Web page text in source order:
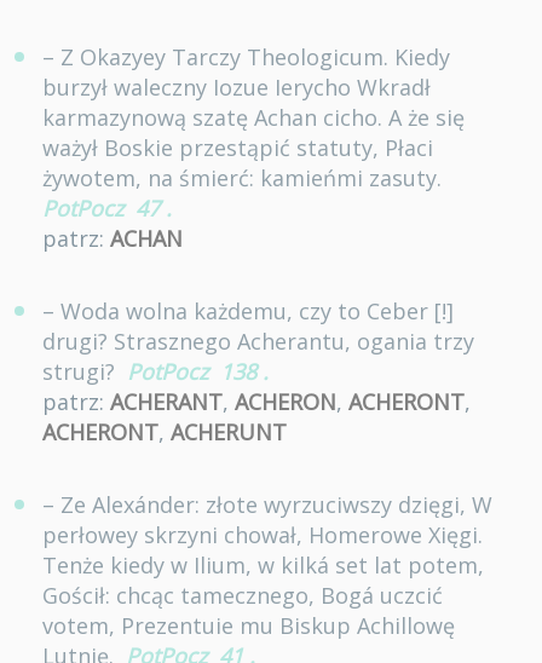
– Z Okazyey Tarczy Theologicum. Kiedy
burzył waleczny Iozue Ierycho Wkradł
karmazynową szatę Achan cicho. A że się
ważył Boskie przestąpić statuty, Płaci
żywotem, na śmierć: kamieńmi zasuty.
PotPocz 47 .
patrz: ACHAN
– Woda wolna każdemu, czy to Ceber [!]
drugi? Strasznego Acherantu, ogania trzy
strugi? PotPocz 138 .
patrz: ACHERANT, ACHERON, ACHERONT,
ACHERONT, ACHERUNT
– Ze Alexánder: złote wyrzuciwszy dzięgi, W
perłowey skrzyni chował, Homerowe Xięgi.
Tenże kiedy w Ilium, w kilká set lat potem,
Gościł: chcąc tamecznego, Bogá uczcić
votem, Prezentuie mu Biskup Achillowę
Lutnię. PotPocz 41 .